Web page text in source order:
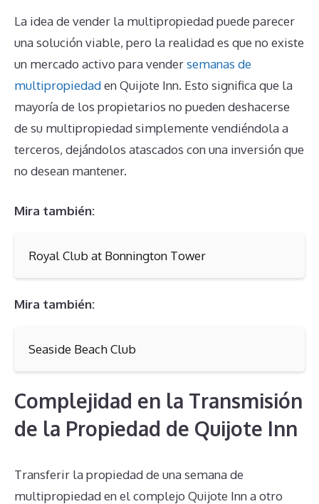
La idea de vender la multipropiedad puede parecer
una solución viable, pero la realidad es que no existe
un mercado activo para vendersemanas de
multipropiedaden Quijote Inn. Esto significa que la
mayoría de los propietarios no pueden deshacerse
de su multipropiedad simplemente vendiéndola a
terceros, dejándolos atascados con una inversión que
no desean mantener.
Mira también:
Royal Club at Bonnington Tower
Mira también:
Seaside Beach Club
Complejidad en la Transmisión
de la Propiedad de Quijote Inn
Transferir la propiedad de una semana de
multipropiedad en el complejo Quijote Inn a otro